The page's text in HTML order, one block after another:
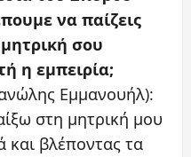
να παίζεις
σου
η εμπειρία;
Εμμανουήλ):
στη μητρική μου
βλέποντας τα